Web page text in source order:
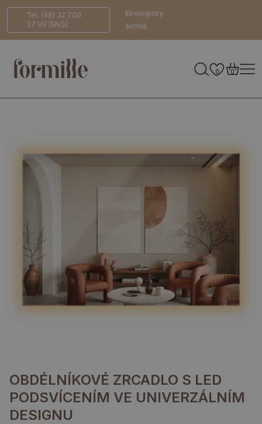
Tel. (48) 32 700
37 99 [ENG]
14 dní na
vrácení
Bezpečné
doručení
Ekologicky
0 0
OBDÉLNÍKOVÉ ZRCADLO S LED
PODSVÍCENÍM VE UNIVERZÁLNÍM
DESIGNU